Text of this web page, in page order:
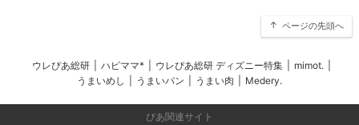
ページの先頭へ
ウレぴあ総研 ハピママ* ウレぴあ総研 ディズニー特集 mimot.
うまいめし
うまいパン うまい肉 Medery.
ぴあ関連サイト